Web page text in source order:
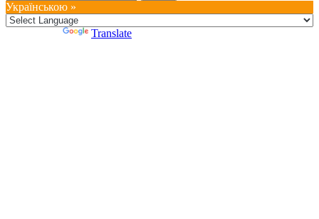
Українською »
Translate